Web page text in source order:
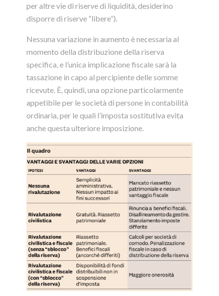
per altre vie di riserve di liquidità, desiderino
disporre di riserve “libere”).
Nessuna variazione in aumento è necessaria al
momento della distribuzione della riserva
specifica, e l’unica implicazione fiscale sarà la
tassazione in capo al percipiente delle somme
ricevute. È, quindi, una opzione particolarmente
appetibile per le società di persone in contabilità
ordinaria, per le quali l’imposta sostitutiva evita
anche questa ulteriore imposizione.